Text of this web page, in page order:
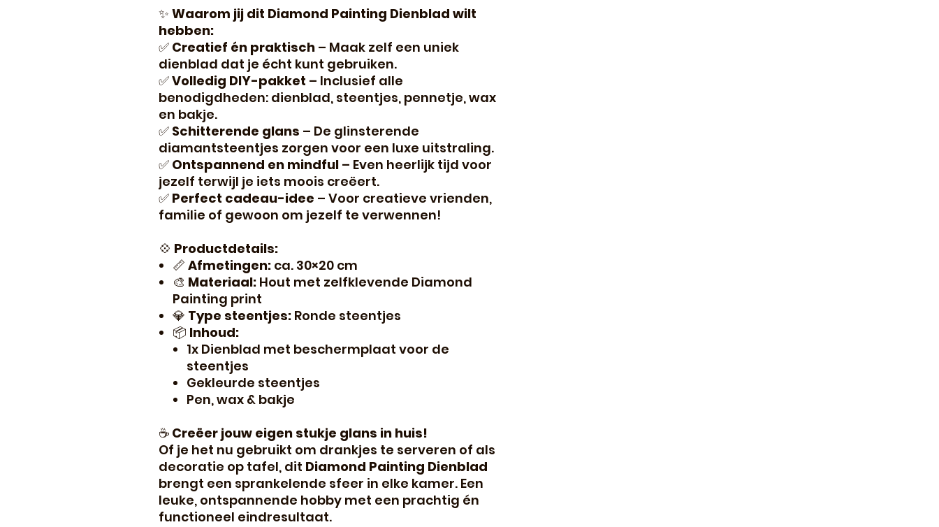
✨ Waarom jij dit Diamond Painting Dienblad wilt
hebben:
✅ Creatief én praktisch – Maak zelf een uniek
dienblad dat je écht kunt gebruiken.
✅Volledig DIY-pakket – Inclusief alle
benodigdheden: dienblad, steentjes, pennetje, wax
en bakje.
✅ Schitterende glans – De glinsterende
diamantsteentjes zorgen voor een luxe uitstraling.
✅ Ontspannend en mindful – Even heerlijk tijd voor
jezelf terwijl je iets moois creëert.
✅ Perfect cadeau-idee – Voor creatieve vrienden,
familie of gewoon om jezelf te verwennen!
💠 Productdetails:
📏 Afmetingen: ca. 30×20 cm
🎨 Materiaal: Hout met zelfklevende Diamond
Painting print
💎 Type steentjes: Ronde steentjes
📦 Inhoud:
1x Dienblad met beschermplaat voor de
steentjes
Gekleurde steentjes
Pen, wax & bakje
☕ Creëer jouw eigen stukje glans in huis!
Of je het nu gebruikt om drankjes te serveren of als
decoratie op tafel, dit Diamond Painting Dienblad
brengt een sprankelende sfeer in elke kamer. Een
leuke, ontspannende hobby met een prachtig én
functioneel eindresultaat.